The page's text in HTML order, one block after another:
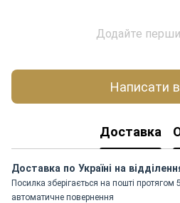
Додайте
Написати
Доставка
Доставка по Україні на
Посилка зберігається на пошті протягом
автоматичне повернення